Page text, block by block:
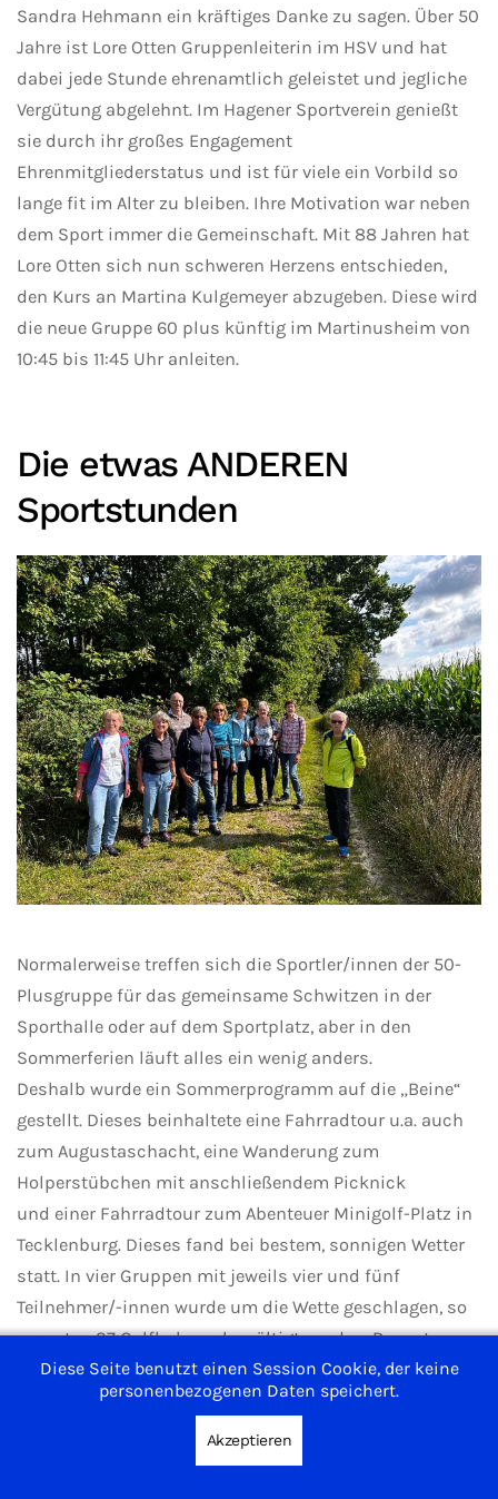
Sandra Hehmann ein kräftiges Danke zu sagen. Über 50
Jahre ist Lore Otten Gruppenleiterin im HSV und hat
dabei jede Stunde ehrenamtlich geleistet und jegliche
Vergütung abgelehnt. Im Hagener Sportverein genießt
sie durch ihr großes Engagement
Ehrenmitgliederstatus und ist für viele ein Vorbild so
lange fit im Alter zu bleiben. Ihre Motivation war neben
dem Sport immer die Gemeinschaft. Mit 88 Jahren hat
Lore Otten sich nun schweren Herzens entschieden,
den Kurs an Martina Kulgemeyer abzugeben. Diese wird
die neue Gruppe 60 plus künftig im Martinusheim von
10:45 bis 11:45 Uhr anleiten.
Die etwas ANDEREN
Sportstunden
Normalerweise treffen sich die Sportler/innen der 50-
Plusgruppe für das gemeinsame Schwitzen in der
Sporthalle oder auf dem Sportplatz, aber in den
Sommerferien läuft alles ein wenig anders.
Deshalb wurde ein Sommerprogramm auf die „Beine“
gestellt. Dieses beinhaltete eine Fahrradtour u.a. auch
zum Augustaschacht, eine Wanderung zum
Holperstübchen mit anschließendem Picknick
und einer Fahrradtour zum Abenteuer Minigolf-Platz in
Tecklenburg. Dieses fand bei bestem, sonnigen Wetter
statt. In vier Gruppen mit jeweils vier und fünf
Teilnehmer/-innen wurde um die Wette geschlagen, so
mussten 27 Golfbahnen bewältigt werden. Darunter
befanden sich ein Tecklenburger Hexenpfad, der
Lengericher Canyon, der Biergarten, der Hermannsweg,
der Billard Parcours uvm. Für alle Sportlichen war das
ein riesen Spaß. Das Trainingsziel, die Natur zu
Diese Seite benutzt einen Session Cookie, der keine
personenbezogenen Daten speichert.
Akzeptieren